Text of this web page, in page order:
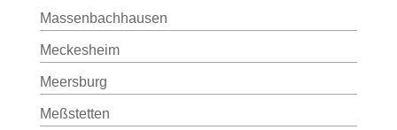
Massenbachhausen
Meckesheim
Meersburg
Meßstetten